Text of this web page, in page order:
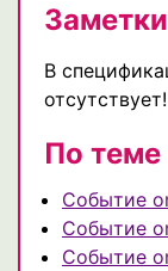
Заметки
В
отсутствует!
По теме
Событие
Событие
Событие